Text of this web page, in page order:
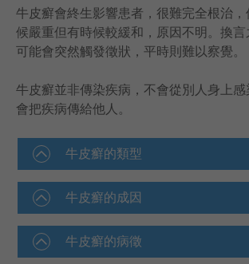
牛皮癬會終生影響患者，很難完全根治
候嚴重但有時候較緩和，原因不明。換
可能會突然觸發徵狀，平時則難以察覺。
牛皮癬並非傳染疾病，不會從別人身上
會把疾病傳給他人。
牛皮癬的類型
牛皮癬的成因
牛皮癬的病徵